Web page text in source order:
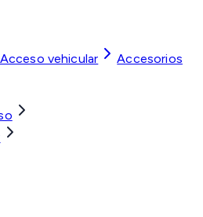
Acceso vehicular Accesorios